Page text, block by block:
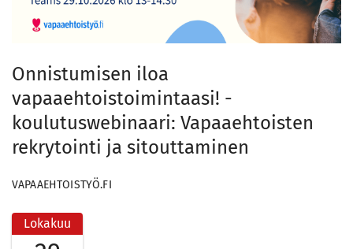
Onnistumisen iloa
vapaaehtoistoimintaasi! -
koulutuswebinaari: Vapaaehtoisten
rekrytointi ja sitouttaminen
VAPAAEHTOISTYÖ.FI
Lokakuu